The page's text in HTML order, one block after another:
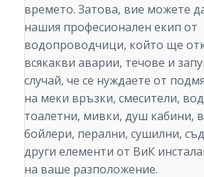
времето. Затова, вие можете
нашия професионален екип от
водопроводчици, който ще
всякакви аварии, течове и
случай, че се нуждаете от
на меки връзки, смесители,
тоалетни, мивки, душ кабини,
бойлери, перални, сушилни,
други елементи от ВиК
на ваше разположение.